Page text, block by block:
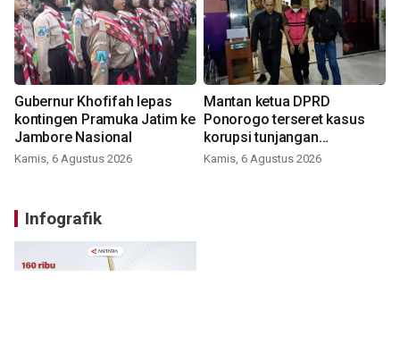
Gubernur Khofifah lepas
kontingen Pramuka Jatim ke
Jambore Nasional
Kamis, 6 Agustus 2026
Mantan ketua DPRD
Ponorogo terseret kasus
korupsi tunjangan
perumahan
Kamis, 6 Agustus 2026
Infografik